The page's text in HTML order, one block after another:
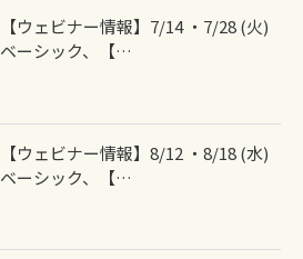
【ウェビナー情報】7/14 ・7/28 (火)
ベーシック、【…
【ウェビナー情報】8/12 ・8/18 (水)
ベーシック、【…